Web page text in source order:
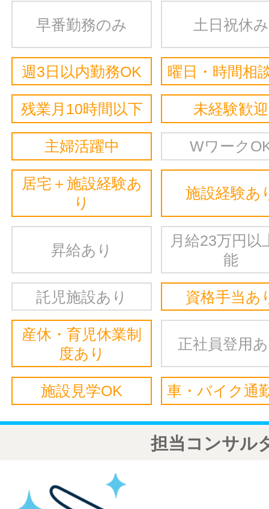
早番勤務のみ 土日祝休み
週3日以内勤務OK 曜日・時間相
残業月10時間以下 未経験歓迎
主婦活躍中 Wワーク
居宅＋施設経験あ
り
施設経験あ
昇給あり
月給23万円以
能
託児施設あり 資格手当あ
産休・育児休業制
度あり
正社員登用
施設見学OK 車・バイク通
担当コンサル